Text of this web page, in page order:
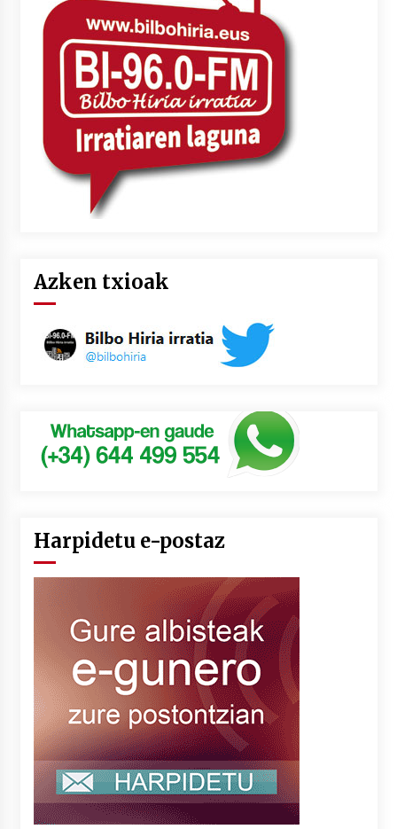
SOINUGELA: Paul McCartney eta Ringo Starr-en
lan berriak
2026/07/03
MUSIBLA #297: Bide, Boards Of Canada, Somak,
Tiga, Twisted Teens, Underscores, Habia
2026/07/02
Azken txioak
Harpidetu e-postaz